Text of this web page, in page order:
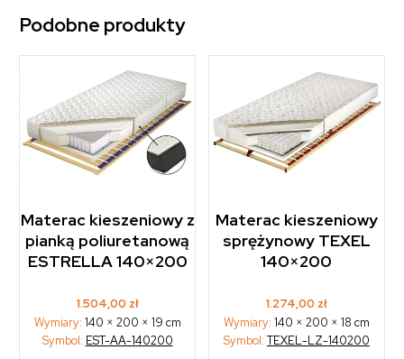
Podobne produkty
Materac kieszeniowy z
pianką poliuretanową
ESTRELLA 140×200
1.504,00 zł
Wymiary: 140 × 200 × 19 cm
Symbol: EST-AA-140200
Materac kieszeniowy
sprężynowy TEXEL
140×200
1.274,00 zł
Wymiary: 140 × 200 × 18 cm
Symbol:TEXEL-LZ-140200